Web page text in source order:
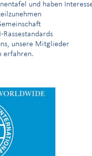
und haben
unsere Mitglieder
erfahren.
innerhalb der
(CHIEN DE BERGER
(378)
(376)